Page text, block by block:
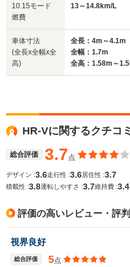
10.15モード
燃費
13～14.8km/L
車体寸法
(全長x全幅x全
高)
全長：4m～4.1m
全幅：1.7m
全高：1.58m～
HR-Vに関するクチコ
総合評価 3.7点
デザイン :3.6走行性 :3.6居住性 :3.7
積載性 :3.8運転しやすさ :3.7維持費 :3.4
評価の高いレビュー・評判
視界良好
総合評価 5点